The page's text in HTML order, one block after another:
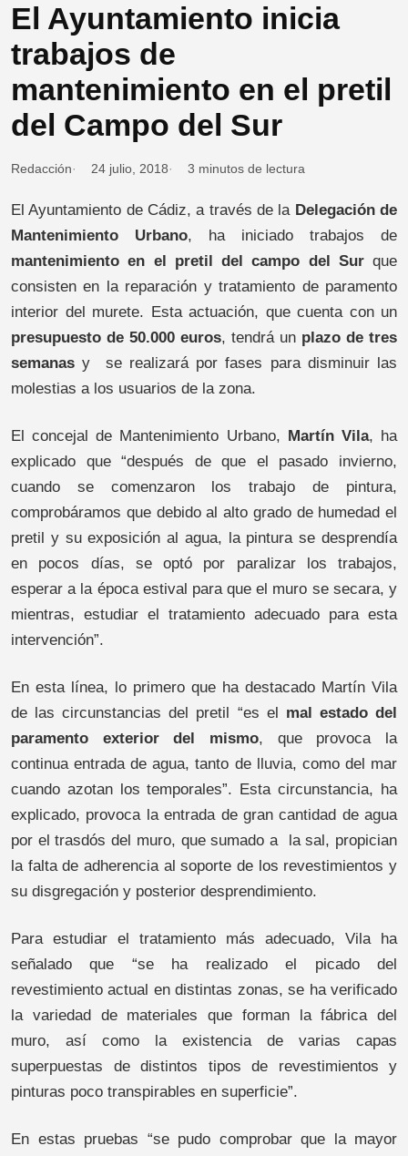
El Ayuntamiento inicia
trabajos de
mantenimiento en el pretil
del Campo del Sur
Redacción 24 julio, 2018 3 minutos de lectura
El Ayuntamiento de Cádiz, a través de la Delegación de
Mantenimiento Urbano, ha iniciado trabajos de
mantenimiento en el pretil del campo del Surque
consisten en la reparación y tratamiento de paramento
interior del murete. Esta actuación, que cuenta con un
presupuesto de 50.000 euros, tendrá un plazo de tres
semanas y se realizará por fases para disminuir las
molestias a los usuarios de la zona.
El concejal de Mantenimiento Urbano, Martín Vila, ha
explicado que “después de que el pasado invierno,
cuando se comenzaron los trabajo de pintura,
comprobáramos que debido al alto grado de humedad el
pretil y su exposición al agua, la pintura se desprendía
en pocos días, se optó por paralizar los trabajos,
esperar a la época estival para que el muro se secara, y
mientras, estudiar el tratamiento adecuado para esta
intervención”.
En esta línea, lo primero que ha destacado Martín Vila
de las circunstancias del pretil “es el mal estado del
paramento exterior del mismo, que provoca la
continua entrada de agua, tanto de lluvia, como del mar
cuando azotan los temporales”. Esta circunstancia, ha
explicado, provoca la entrada de gran cantidad de agua
por el trasdós del muro, que sumado a la sal, propician
la falta de adherencia al soporte de los revestimientos y
su disgregación y posterior desprendimiento.
Para estudiar el tratamiento más adecuado, Vila ha
señalado que “se ha realizado el picado del
revestimiento actual en distintas zonas, se ha verificado
la variedad de materiales que forman la fábrica del
muro, así como la existencia de varias capas
superpuestas de distintos tipos de revestimientos y
pinturas poco transpirables en superficie”.
En estas pruebas “se pudo comprobar que la mayor